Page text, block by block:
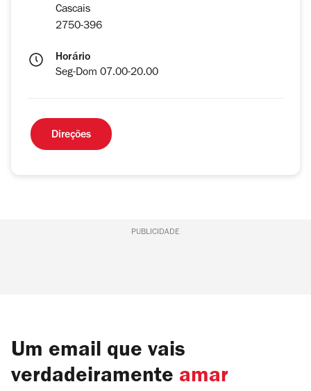
Cascais
2750-396
Horário
Seg-Dom 07.00-20.00
Direções
PUBLICIDADE
Um email que vais
verdadeiramente amar